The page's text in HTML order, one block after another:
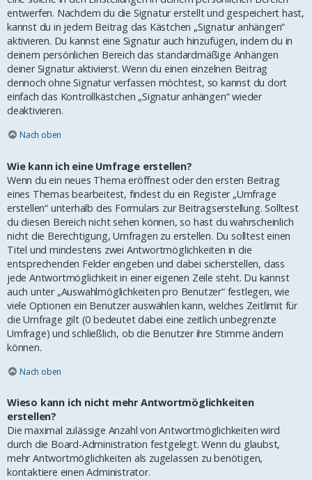
entwerfen. Nachdem du die Signatur erstellt und gespeichert hast,
kannst du in jedem Beitrag das Kästchen „Signatur anhängen“
aktivieren. Du kannst eine Signatur auch hinzufügen, indem du in
deinem persönlichen Bereich das standardmäßige Anhängen
deiner Signatur aktivierst. Wenn du einen einzelnen Beitrag
dennoch ohne Signatur verfassen möchtest, so kannst du dort
einfach das Kontrollkästchen „Signatur anhängen“ wieder
deaktivieren.
Nach oben
Wie kann ich eine Umfrage erstellen?
Wenn du ein neues Thema eröffnest oder den ersten Beitrag
eines Themas bearbeitest, findest du ein Register „Umfrage
erstellen“ unterhalb des Formulars zur Beitragserstellung. Solltest
du diesen Bereich nicht sehen können, so hast du wahrscheinlich
nicht die Berechtigung, Umfragen zu erstellen. Du solltest einen
Titel und mindestens zwei Antwortmöglichkeiten in die
entsprechenden Felder eingeben und dabei sicherstellen, dass
jede Antwortmöglichkeit in einer eigenen Zeile steht. Du kannst
auch unter „Auswahlmöglichkeiten pro Benutzer“ festlegen, wie
viele Optionen ein Benutzer auswählen kann, welches Zeitlimit für
die Umfrage gilt (0 bedeutet dabei eine zeitlich unbegrenzte
Umfrage) und schließlich, ob die Benutzer ihre Stimme ändern
können.
Nach oben
Wieso kann ich nicht mehr Antwortmöglichkeiten
erstellen?
Die maximal zulässige Anzahl von Antwortmöglichkeiten wird
durch die Board-Administration festgelegt. Wenn du glaubst,
mehr Antwortmöglichkeiten als zugelassen zu benötigen,
kontaktiere einen Administrator.